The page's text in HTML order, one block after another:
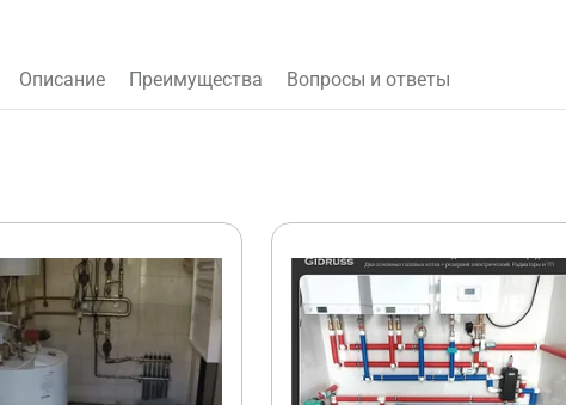
Описание Преимущества Вопросы и ответы